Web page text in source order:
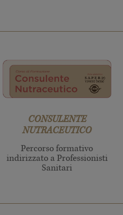
CONSULENTE
NUTRACEUTICO
Percorso formativo
indirizzato a Professionisti
Sanitari